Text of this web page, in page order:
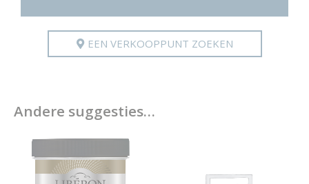
EEN VERKOOPPUNT ZOEKEN
Andere suggesties…